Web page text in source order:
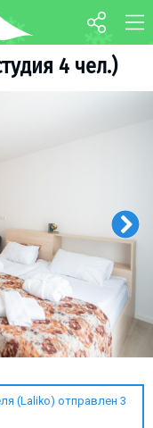
4 чел.)
(Laliko) отправлен 3
КАРТА